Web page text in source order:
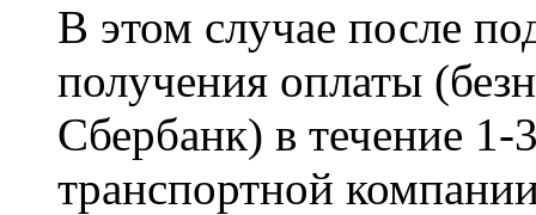
В этом случае после
получения оплаты
Сбербанк) в течение
транспортной